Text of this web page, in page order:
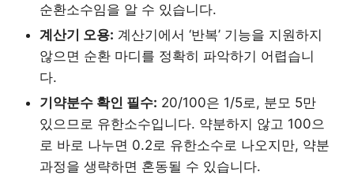
순환소수임을 알 수 있습니다.
계산기 오용: 계산기에서 ‘반복’ 기능을 지원하지
않으면 순환 마디를 정확히 파악하기 어렵습니
다.
기약분수 확인 필수: 20/100은 1/5로, 분모 5만
있으므로 유한소수입니다. 약분하지 않고 100으
로 바로 나누면 0.2로 유한소수로 나오지만, 약분
과정을 생략하면 혼동될 수 있습니다.